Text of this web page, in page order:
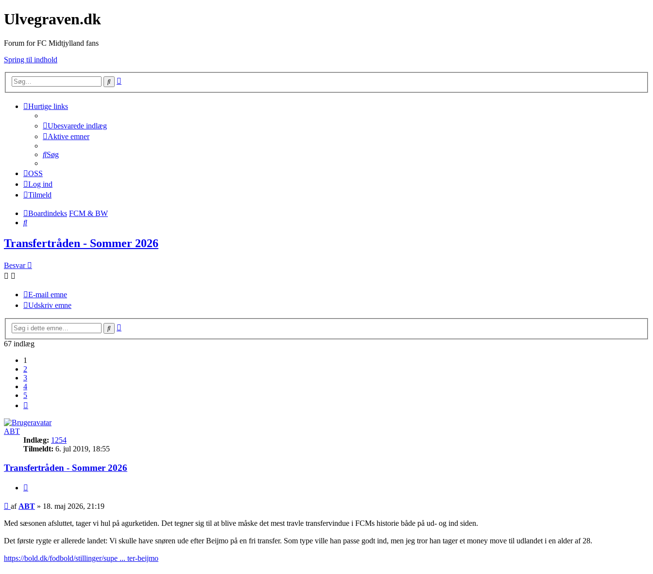
Ulvegraven.dk
Forum for FC Midtjylland fans
Spring til indhold
Søg
Hurtige links
Ubesvarede indlæg
Aktive emner
Søg
OSS
Log ind
Tilmeld
Boardindeks FCM & BW
Søg
Transfertråden - Sommer 2026
Besvar
E-mail emne
Udskriv emne
Søg
67 indlæg
1
2
3
4
5
ABT
Indlæg: 1254
Tilmeldt: 6. jul 2019, 18:55
Transfertråden - Sommer 2026
Indlæg
af ABT » 18. maj 2026, 21:19
Med sæsonen afsluttet, tager vi hul på agurketiden. Det tegner sig til at blive måske det mest travle transfervindue i FCMs historie både på ud- og ind siden.
Det første rygte er allerede landet: Vi skulle have snøren ude efter Beijmo på en fri transfer. Som type ville han passe godt ind, men jeg tror han tager et money move til udlandet i en alder af 28.
https://bold.dk/fodbold/stillinger/supe ... ter-beijmo